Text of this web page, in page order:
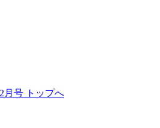
月号 トップへ